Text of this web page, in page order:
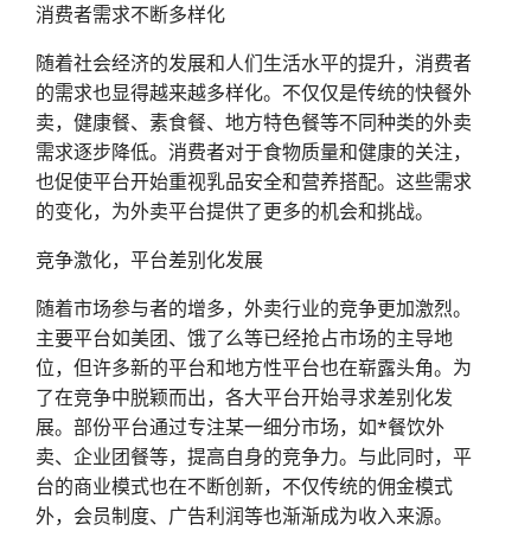
消费者需求不断多样化
随着社会经济的发展和人们生活水平的提升，消费者
的需求也显得越来越多样化。不仅仅是传统的快餐外
卖，健康餐、素食餐、地方特色餐等不同种类的外卖
需求逐步降低。消费者对于食物质量和健康的关注，
也促使平台开始重视乳品安全和营养搭配。这些需求
的变化，为外卖平台提供了更多的机会和挑战。
竞争激化，平台差别化发展
随着市场参与者的增多，外卖行业的竞争更加激烈。
主要平台如美团、饿了么等已经抢占市场的主导地
位，但许多新的平台和地方性平台也在崭露头角。为
了在竞争中脱颖而出，各大平台开始寻求差别化发
展。部份平台通过专注某一细分市场，如*餐饮外
卖、企业团餐等，提高自身的竞争力。与此同时，平
台的商业模式也在不断创新，不仅传统的佣金模式
外，会员制度、广告利润等也渐渐成为收入来源。